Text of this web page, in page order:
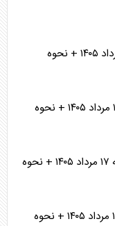
جدول قطعی برق استان قم فردا شنبه ۱۷ مرداد ۱۴۰۵ + نحوه
جدول قطعی برق استان تهران فردا شنبه ۱۷ مرداد ۱۴۰۵ + نحوه
جدول قطعی برق استان مازندران فردا شنبه ۱۷ مرداد ۱۴۰۵ + نحوه
جدول قطعی برق استان گیلان فردا شنبه ۱۷ مرداد ۱۴۰۵ + نحوه